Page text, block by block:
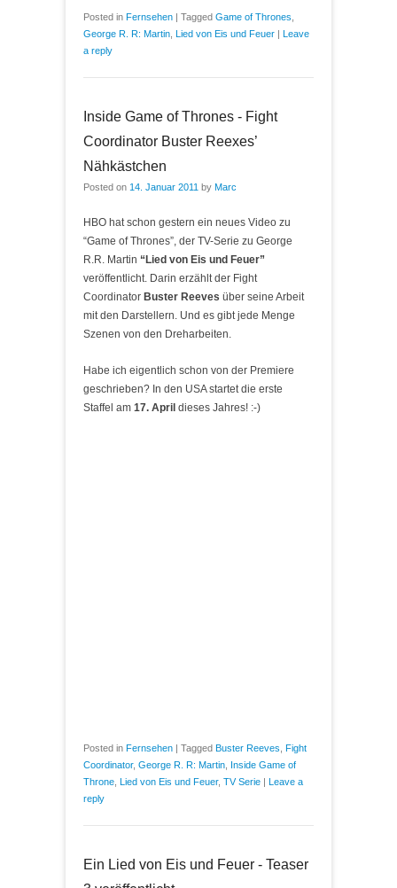
Posted in Fernsehen | Tagged Game of Thrones
George R. R: Martin Lied von Eis und Feuer | Leave
a reply
Inside Game of Thrones - Fight
Coordinator Buster Reexes’
Nähkästchen
Posted on 14. Januar 2011 by Marc
HBO hat schon gestern ein neues Video zu
“Game of Thrones”, der TV-Serie zu George
R.R. Martin “Lied von Eis und Feuer”
veröffentlicht. Darin erzählt der Fight
Coordinator Buster Reeves über seine Arbeit
mit den Darstellern. Und es gibt jede Menge
Szenen von den Dreharbeiten.
Habe ich eigentlich schon von der Premiere
geschrieben? In den USA startet die erste
Staffel am 17. April dieses Jahres! :-)
Posted in Fernsehen | Tagged Buster Reeves Fight
Coordinator, George R. R: Martin Inside Game of
Throne Lied von Eis und Feuer, TV Serie | Leave a
reply
Ein Lied von Eis und Feuer - Teaser